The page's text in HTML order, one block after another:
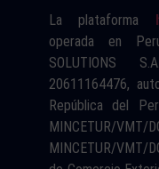
La plataforma
operada en
SOLUTIONS
20611164476,
República del
MINCETUR/
MINCETUR/VMT/